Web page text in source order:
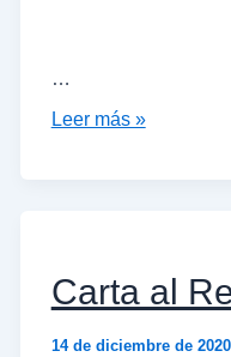
…
Leer más »
Carta al
14 de diciembre de 2020